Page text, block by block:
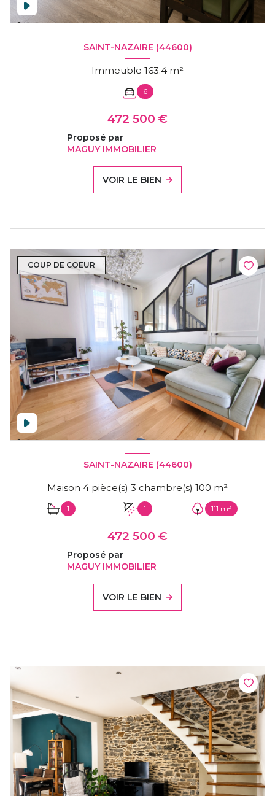
SAINT-NAZAIRE (44600)
Immeuble 163.4 m²
6
472 500 €
Proposé par
MAGUY IMMOBILIER
VOIR LE BIEN
COUP DE COEUR
SAINT-NAZAIRE (44600)
Maison 4 pièce(s) 3 chambre(s) 100 m²
1 1 111 m²
472 500 €
Proposé par
MAGUY IMMOBILIER
VOIR LE BIEN